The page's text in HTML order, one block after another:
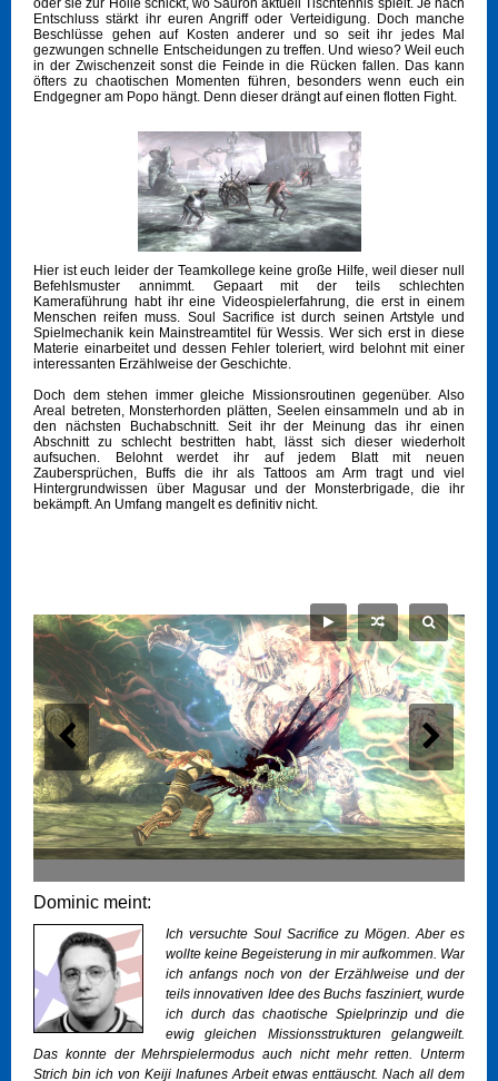
oder sie zur Hölle schickt, wo Sauron aktuell Tischtennis spielt. Je nach
Entschluss stärkt ihr euren Angriff oder Verteidigung. Doch manche
Beschlüsse gehen auf Kosten anderer und so seit ihr jedes Mal
gezwungen schnelle Entscheidungen zu treffen. Und wieso? Weil euch
in der Zwischenzeit sonst die Feinde in die Rücken fallen. Das kann
öfters zu chaotischen Momenten führen, besonders wenn euch ein
Endgegner am Popo hängt. Denn dieser drängt auf einen flotten Fight.
Hier ist euch leider der Teamkollege keine große Hilfe, weil dieser null
Befehlsmuster annimmt. Gepaart mit der teils schlechten
Kameraführung habt ihr eine Videospielerfahrung, die erst in einem
Menschen reifen muss. Soul Sacrifice ist durch seinen Artstyle und
Spielmechanik kein Mainstreamtitel für Wessis. Wer sich erst in diese
Materie einarbeitet und dessen Fehler toleriert, wird belohnt mit einer
interessanten Erzählweise der Geschichte.
Doch dem stehen immer gleiche Missionsroutinen gegenüber. Also
Areal betreten, Monsterhorden plätten, Seelen einsammeln und ab in
den nächsten Buchabschnitt. Seit ihr der Meinung das ihr einen
Abschnitt zu schlecht bestritten habt, lässt sich dieser wiederholt
aufsuchen. Belohnt werdet ihr auf jedem Blatt mit neuen
Zaubersprüchen, Buffs die ihr als Tattoos am Arm tragt und viel
Hintergrundwissen über Magusar und der Monsterbrigade, die ihr
bekämpft. An Umfang mangelt es definitiv nicht.
Dominic meint:
Ich versuchte Soul Sacrifice zu Mögen. Aber es
wollte keine Begeisterung in mir aufkommen. War
ich anfangs noch von der Erzählweise und der
teils innovativen Idee des Buchs fasziniert, wurde
ich durch das chaotische Spielprinzip und die
ewig gleichen Missionsstrukturen gelangweilt.
Das konnte der Mehrspielermodus auch nicht mehr retten. Unterm
Strich bin ich von Keiji Inafunes Arbeit etwas enttäuscht. Nach all dem